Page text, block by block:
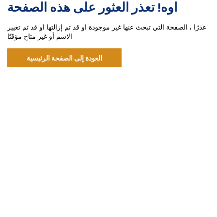
اوه! تعذر العثور على هذه الصفحة
عذرًا ، الصفحة التي تبحث عنها غير موجودة او قد تم إزالتها او قد تم تغيير
الاسم أو غير متاح مؤقتًا
العودة إلى الصفحة الرئيسية